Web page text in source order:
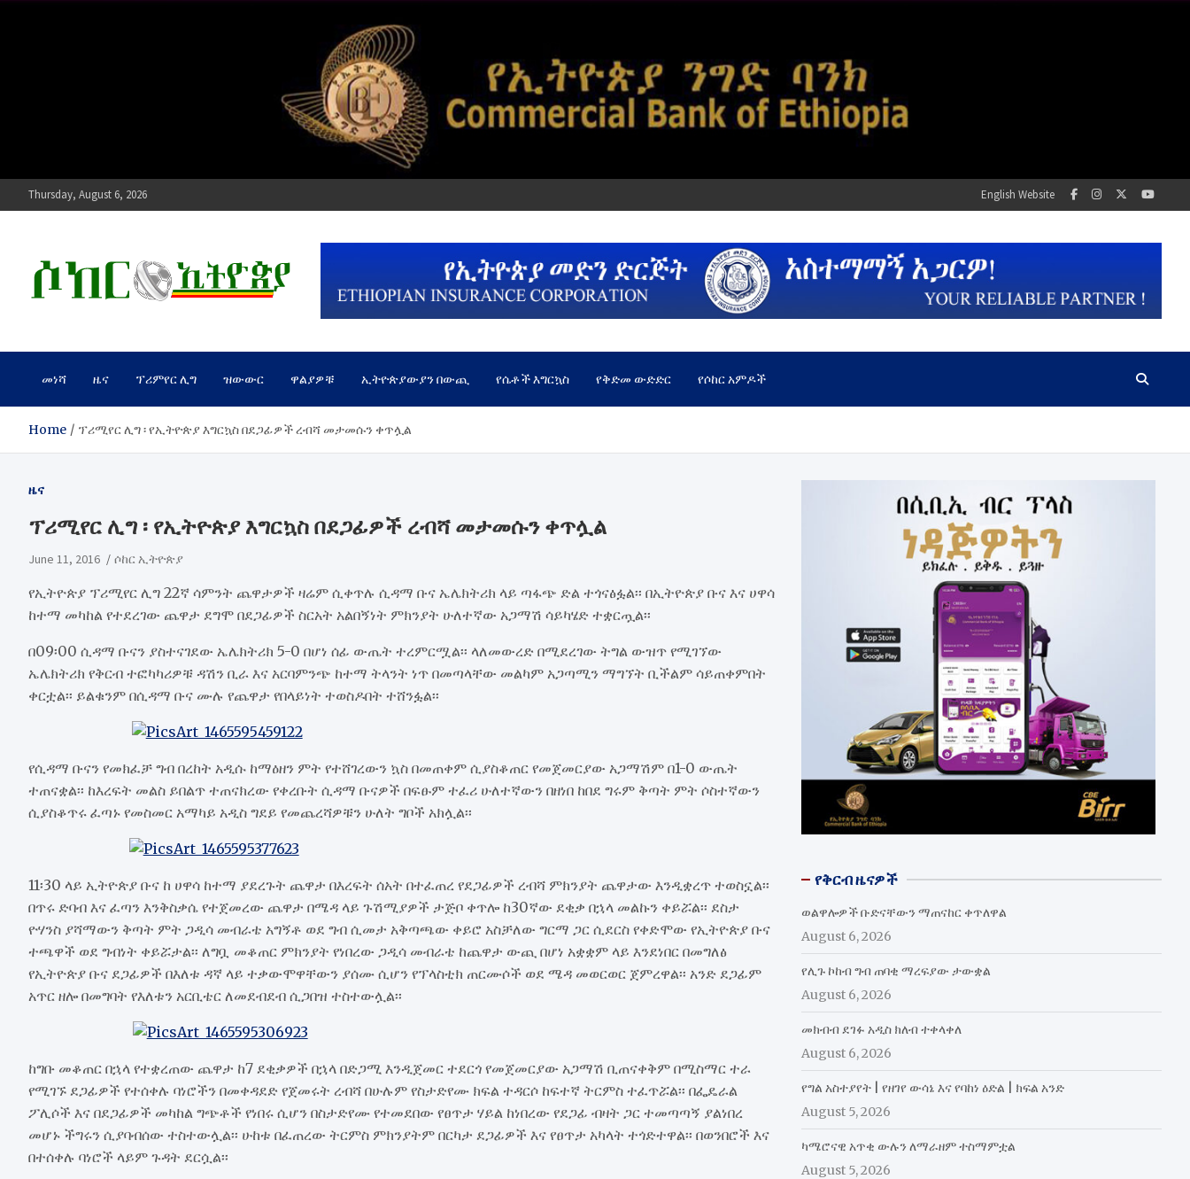
Thursday, August 6, 2026 English Website
ሶከር ኢትዮጵያ
መነሻ ዜና ፕሪምየር ሊግ ዝውውር ዋልያዎቹ ኢትዮጵያውያን በውጪ የሴቶች እግርኳስ የቅድመ ውድድር የሶከር አምዶች
Home ፕሪሚየር ሊግ ፡ የኢትዮጵያ እግርኳስ በደጋፊዎች ረብሻ መታመሱን ቀጥሏል
ዜና
ፕሪሚየር ሊግ ፡ የኢትዮጵያ እግርኳስ በደጋፊዎች ረብሻ መታመሱን ቀጥሏል
June 11, 2016 ሶከር ኢትዮጵያ
የኢትዮጵያ ፕሪሚየር ሊግ 22ኛ ሳምንት ጨዋታዎች ዛሬም ሲቀጥሉ ሲዳማ ቡና ኤሌክትሪክ ላይ ጣፋጭ ድል ተጎናፅፏል፡፡ በኢትዮጵያ ቡና እና ሀዋሳ
ከተማ መካከል የተደረገው ጨዋታ ደግሞ በደጋፊዎች ስርአት አልበኝነት ምክንያት ሁለተኛው አጋማሽ ሳይካሄድ ተቋርጧል፡፡
በ09፡00 ሲዳማ ቡናን ያስተናገደው ኤሌክትሪክ 5-0 በሆነ ሰፊ ውጤት ተረምርሟል፡፡ ላለመውረድ በሚደረገው ትግል ውዝጥ የሚገኘው
ኤሌክትሪክ የቅርብ ተፎካካሪዎቹ ዳሽን ቢራ እና አርባምንጭ ከተማ ትላንት ነጥ በመጣላቸው መልካም አጋጣሚን ማግኘት ቢችልም ሳይጠቀምበት
ቀርቷል፡፡ ይልቁንም በሲዳማ ቡና ሙሉ የጨዋታ የበላይነት ተወስዶበት ተሸንፏል፡፡
የሲዳማ ቡናን የመክፈቻ ግብ በረከት አዲሱ ከማዕዘን ምት የተሸገረውን ኳስ በመጠቀም ሲያስቆጠር የመጀመርያው አጋማሽም በ1-0 ውጤት
ተጠናቋል፡፡ ከእረፍት መልስ ይበልጥ ተጠናክረው የቀረቡት ሲዳማ ቡናዎች በፍፁም ተፈሪ ሁለተኛውን በዘነበ ከበደ ግሩም ቅጣት ምት ሶስተኛውን
ሲያስቆጥሩ ፈጣኑ የመስመር አማካይ አዲስ ግደይ የመጨረሻዎቹን ሁለት ግቦች አክሏል፡፡
11፡30 ላይ ኢትዮጵያ ቡና ከ ሀዋሳ ከተማ ያደረጉት ጨዋታ በእረፍት ሰአት በተፈጠረ የደጋፊዎች ረብሻ ምክንያት ጨዋታው እንዲቋረጥ ተወስኗል፡፡
በጥሩ ድባብ እና ፈጣን እንቅስቃሴ የተጀመረው ጨዋታ በሜዳ ላይ ጉሽሚያዎች ታጅቦ ቀጥሎ ከ30ኛው ደቂቃ በኋላ መልኩን ቀይሯል፡፡ ደስታ
ዮሃንስ ያሻማውን ቅጣት ምት ጋዲሳ መብራቴ አግኝቶ ወደ ግብ ሲመታ አቅጣጫው ቀይሮ አስቻለው ግርማ ጋር ሲደርስ የቀድሞው የኢትዮጵያ ቡና
ተጫዋች ወደ ግብነት ቀይሯታል፡፡ ለግቧ መቆጠር ምክንያት የነበረው ጋዲሳ መብራቴ ከጨዋታ ውጪ በሆነ አቋቋም ላይ እንደነበር በመግለፅ
የኢትዮጵያ ቡና ደጋፊዎች በእለቱ ዳኛ ላይ ተቃውሞዋቸውን ያሰሙ ሲሆን የፕላስቲክ ጠርሙሶች ወደ ሜዳ መወርወር ጀምረዋል፡፡ አንድ ደጋፊም
አጥር ዘሎ በመግባት የእለቱን አርቢቴር ለመደብደብ ሲጋበዝ ተስተውሏል፡፡
ከግቡ መቆጠር በኋላ የተቋረጠው ጨዋታ ከ7 ደቂቃዎች በኋላ በድጋሚ እንዲጀመር ተደርጎ የመጀመርያው አጋማሽ ቢጠናቀቅም በሚስማር ተራ
የሚገኙ ደጋፊዎች የተሰቀሉ ባነሮችን በመቀዳደድ የጀመሩት ረብሻ በሁሉም የስታድየሙ ክፍል ተዳርሶ ከፍተኛ ትርምስ ተፈጥሯል፡፡ በፌዴራል
ፖሊሶች እና በደጋፊዎች መካከል ግጭቶች የነበሩ ሲሆን በስታድየሙ የተመደበው የፀጥታ ሃይል ከነበረው የደጋፊ ብዛት ጋር ተመጣጣኝ ያልነበረ
መሆኑ ችግሩን ሲያባብሰው ተስተውሏል፡፡ ሁከቱ በፈጠረው ትርምስ ምክንያትም በርካታ ደጋፊዎች እና የፀጥታ አካላት ተጎድተዋል፡፡ በወንበሮች እና
በተሰቀሉ ባነሮች ላይም ጉዳት ደርሷል፡፡
የቅርብ ዜናዎች
ወልዋሎዎች ቡድናቸውን ማጠናከር ቀጥለዋል
August 6, 2026
የሊጉ ኮከብ ግብ ጠባቂ ማረፍያው ታውቋል
August 6, 2026
መክብብ ደገፉ አዲስ ክለብ ተቀላቀለ
August 6, 2026
የግል አስተያየት | የዘገየ ውሳኔ እና የባከነ ዕድል | ክፍል አንድ
August 5, 2026
ካሜሮናዊ አጥቂ ውሉን ለማራዘም ተስማምቷል
August 5, 2026